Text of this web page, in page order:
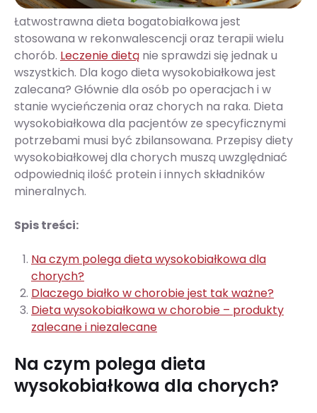
Łatwostrawna dieta bogatobiałkowa jest
stosowana w rekonwalescencji oraz terapii wielu
chorób. Leczenie dietą nie sprawdzi się jednak u
wszystkich. Dla kogo dieta wysokobiałkowa jest
zalecana? Głównie dla osób po operacjach i w
stanie wycieńczenia oraz chorych na raka. Dieta
wysokobiałkowa dla pacjentów ze specyficznymi
potrzebami musi być zbilansowana. Przepisy diety
wysokobiałkowej dla chorych muszą uwzględniać
odpowiednią ilość protein i innych składników
mineralnych.
Spis treści:
Na czym polega dieta wysokobiałkowa dla
chorych?
Dlaczego białko w chorobie jest tak ważne?
Dieta wysokobiałkowa w chorobie – produkty
zalecane i niezalecane
Na czym polega dieta
wysokobiałkowa dla chorych?